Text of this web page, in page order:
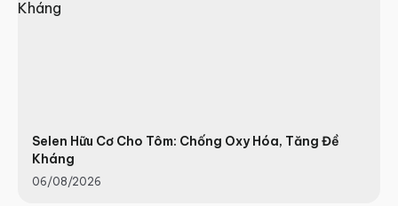
Selen Hữu Cơ Cho Tôm: Chống Oxy Hóa, Tăng Đề
Kháng
06/08/2026